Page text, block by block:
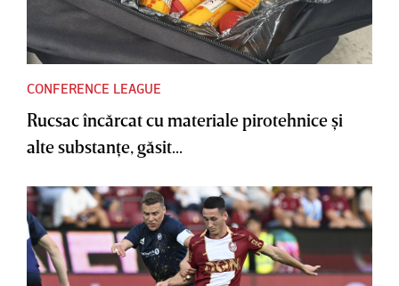
CONFERENCE LEAGUE
Rucsac încărcat cu materiale pirotehnice şi
alte substanţe, găsit...